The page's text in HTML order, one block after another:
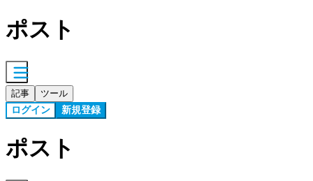
ポスト
記事 ツール
ログイン 新規登録
ポスト